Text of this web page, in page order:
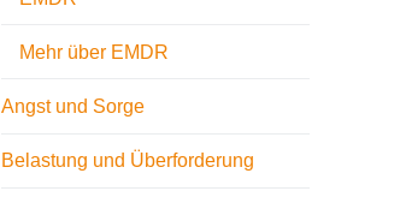
Mehr über EMDR
Angst und Sorge
Belastung und Überforderung